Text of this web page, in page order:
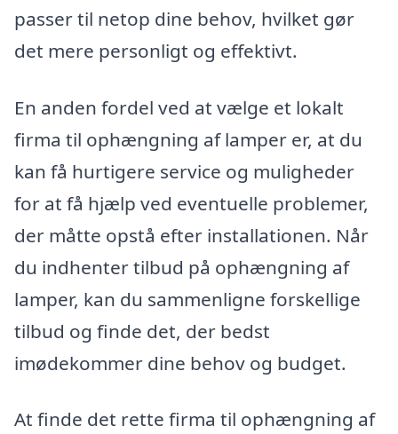
passer til netop dine behov, hvilket gør
det mere personligt og effektivt.
En anden fordel ved at vælge et lokalt
firma til ophængning af lamper er, at du
kan få hurtigere service og muligheder
for at få hjælp ved eventuelle problemer,
der måtte opstå efter installationen. Når
du indhenter tilbud på ophængning af
lamper, kan du sammenligne forskellige
tilbud og finde det, der bedst
imødekommer dine behov og budget.
At finde det rette firma til ophængning af